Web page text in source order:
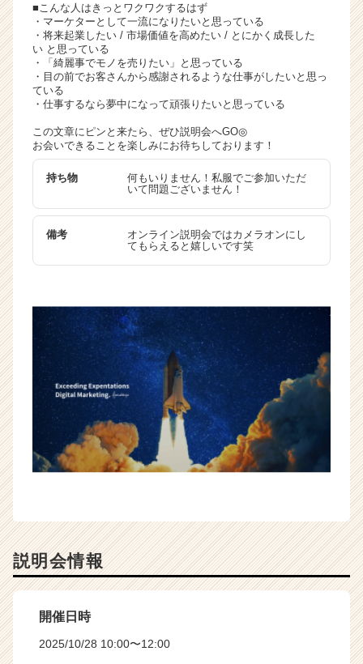
■こんな人はきっとワクワクするはず
・マーケターとして一流になりたいと思っている
・将来起業したい / 市場価値を高めたい / とにかく成長した
い と思っている
・「綺麗事でモノを売りたい」と思っている
・目の前でお客さんから感謝されるような仕事がしたいと思っ
ている
・仕事するなら夢中になって頑張りたいと思っている
この文章にピンと来たら、ぜひ説明会へGO◎
お会いできることを楽しみにお待ちしております！
持ち物
何もいりません！私服でご参加いただ
いて問題ございません！
備考
オンライン説明会ではカメラオンにし
てもらえると嬉しいです笑
説明会情報
開催日時
2025/10/28 10:00〜12:00